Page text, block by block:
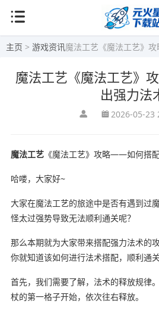
主页 > 游戏资讯魔法工艺《魔法工艺》
魔法工艺《魔法工艺》
出强力法
2026-05-23
魔法工艺《魔法工艺》攻略——如何搭配
哈喽，大家好~
大家在魔法工艺的旅途中是否有遇到过
怪太过强势导致无法顺利通关呢？
那么本期就为大家带来搭配强力法术的
你就知道该如何进行法术搭配，顺利通关
首先，我们需要了解，法术的释放规律
杖的第一格子开始，依次往右释放。